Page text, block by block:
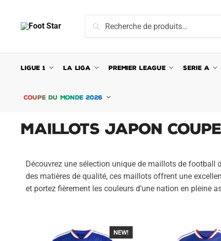
Recherche
LIGUE 1 LA LIGA PREMIER LEAGUE SERIE A
COUPE DU MONDE 2026
Maillots Japon Coupe
Découvrez une sélection unique de maillots de football
des matières de qualité, ces maillots offrent une
et portez fièrement les couleurs d’une nation en pleine
-40%
NEW!